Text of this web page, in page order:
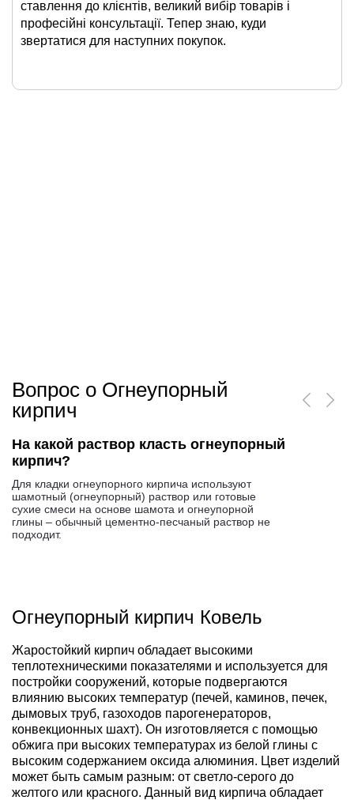
ставлення до клієнтів, великий вибір товарів і
професійні консультації. Тепер знаю, куди
звертатися для наступних покупок.
Вопрос о Огнеупорный
кирпич
На какой раствор класть огнеупорный
кирпич?
Для кладки огнеупорного кирпича используют
шамотный (огнеупорный) раствор или готовые
сухие смеси на основе шамота и огнеупорной
глины – обычный цементно-песчаный раствор не
подходит.
Огнеупорный кирпич Ковель
Жаростойкий кирпич обладает высокими
теплотехническими показателями и используется для
постройки сооружений, которые подвергаются
влиянию высоких температур (печей, каминов, печек,
дымовых труб, газоходов парогенераторов,
конвекционных шахт). Он изготовляется с помощью
обжига при высоких температурах из белой глины с
высоким содержанием оксида алюминия. Цвет изделий
может быть самым разным: от светло-серого до
желтого или красного. Данный вид кирпича обладает